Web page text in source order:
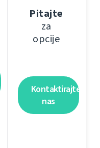
Pitajte
za
opcije
Kontaktirajte
nas